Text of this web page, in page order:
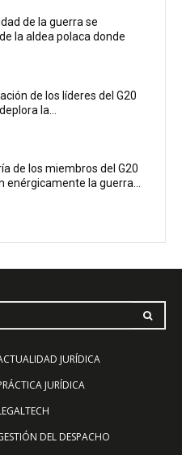
de la guerra se
la aldea polaca donde
de los líderes del G20
la...
de los miembros del G20
enérgicamente la guerra...
JURÍDICA
JURÍDICA
DEL DESPACHO